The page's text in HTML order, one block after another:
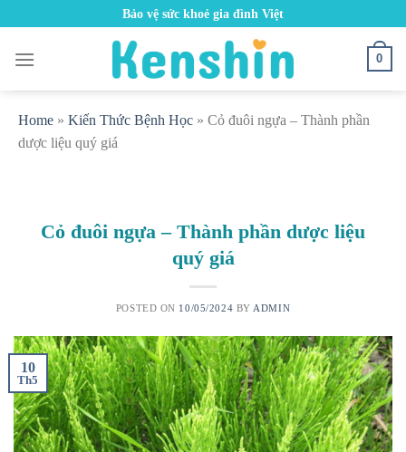
content
Bảo vệ sức khoẻ gia đình Việt
0
Home » Kiến Thức Bệnh Học » Cỏ đuôi ngựa – Thành phần
dược liệu quý giá
Cỏ đuôi ngựa – Thành phần dược liệu
quý giá
POSTED ON 10/05/2024 BY ADMIN
10
Th5